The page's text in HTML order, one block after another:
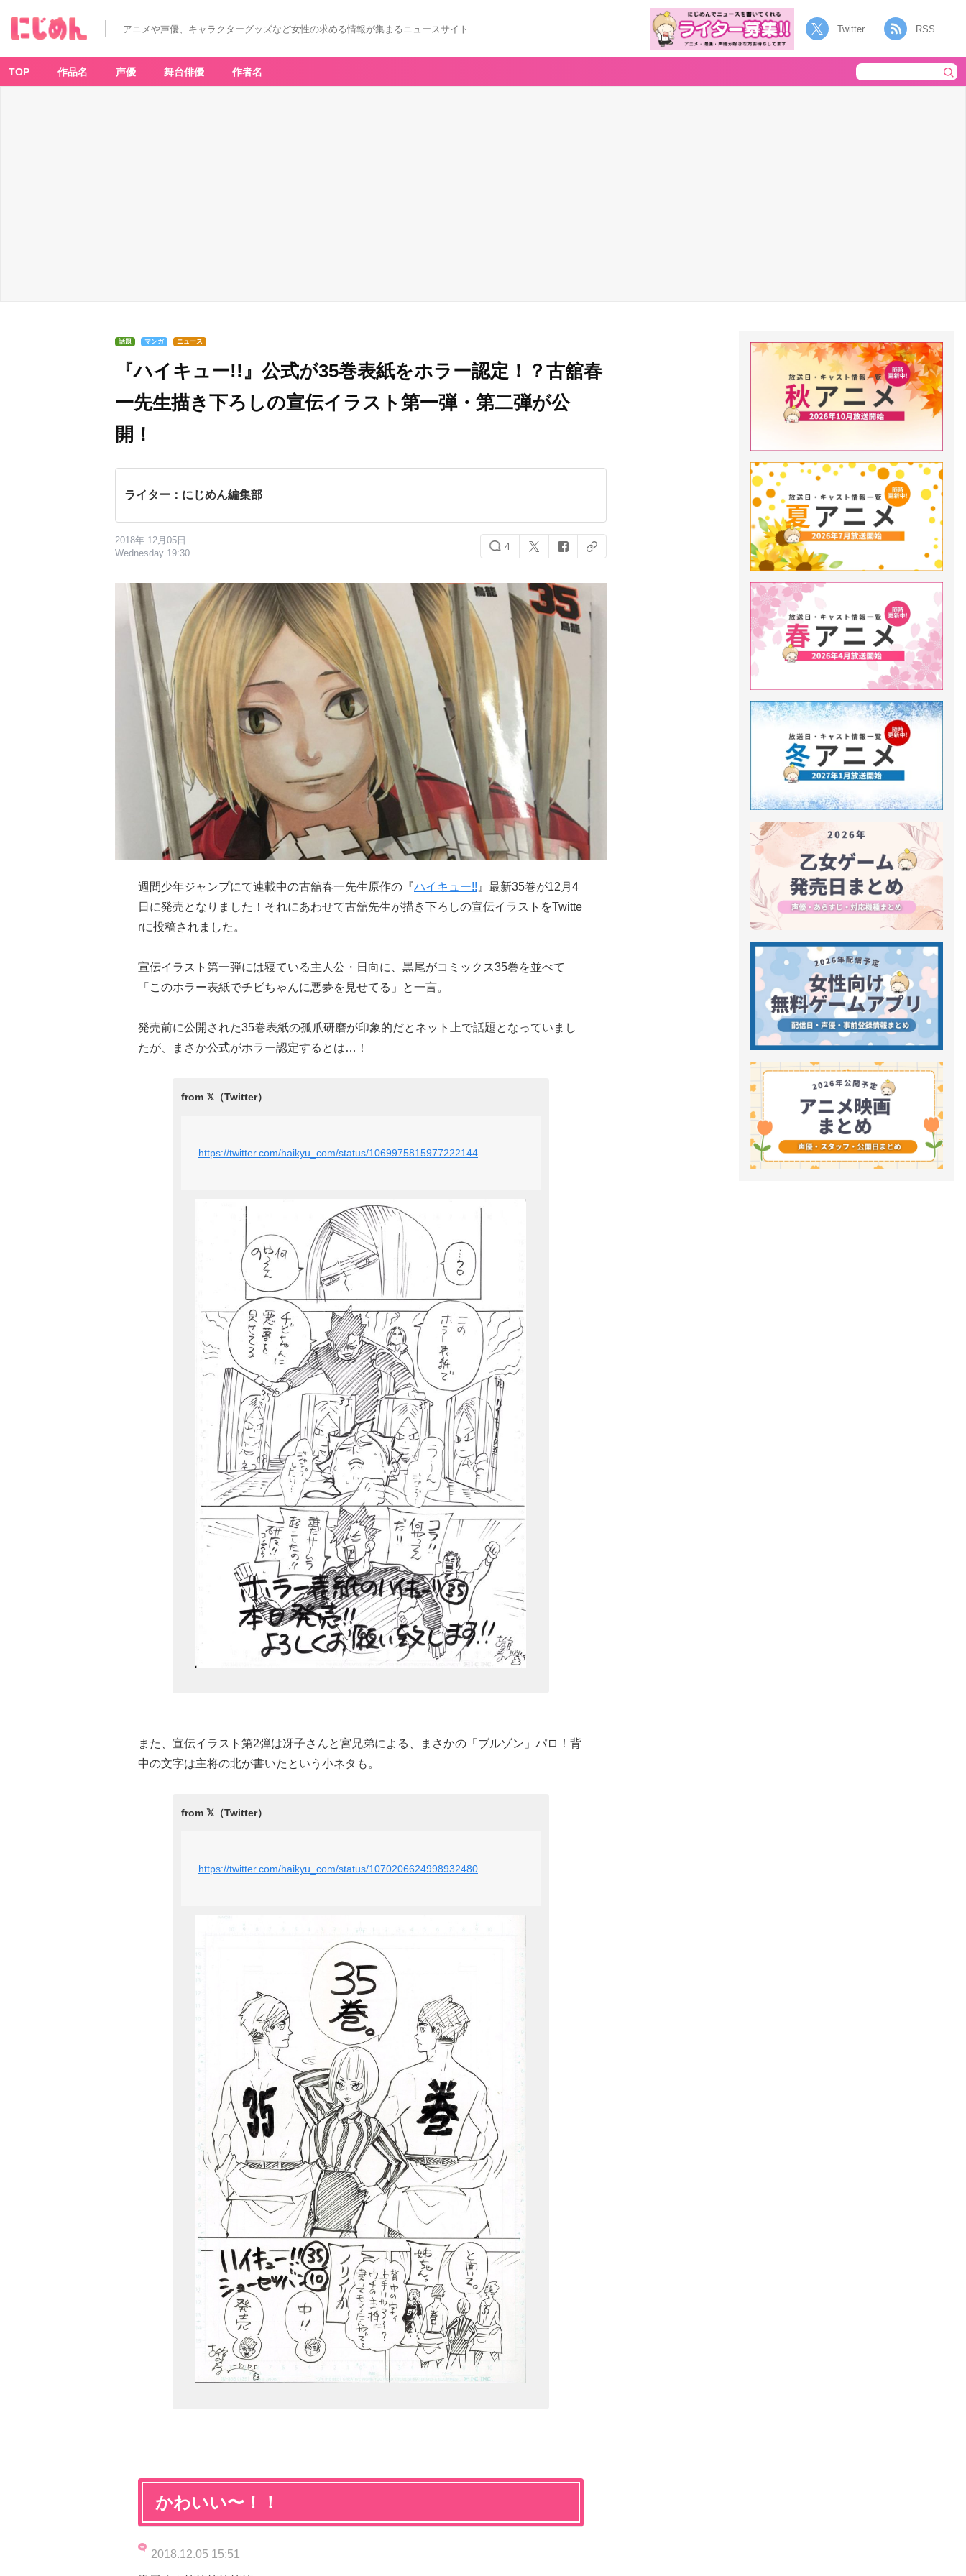
アニメや声優、キャラクターグッズなど女性の求める情報が集まるニュースサイト Twitter RSS
TOP 作品名 声優 舞台俳優 作者名
話題 マンガ ニュース
『ハイキュー!!』公式が35巻表紙をホラー認定！？古舘春
一先生描き下ろしの宣伝イラスト第一弾・第二弾が公
開！
ライター：にじめん編集部
2018年 12月05日
Wednesday 19:30
4
週間少年ジャンプにて連載中の古舘春一先生原作の『ハイキュー!! 』最新35巻が12月4
日に発売となりました！それにあわせて古舘先生が描き下ろしの宣伝イラストをTwitte
rに投稿されました。
宣伝イラスト第一弾には寝ている主人公・日向に、黒尾がコミックス35巻を並べて
「このホラー表紙でチビちゃんに悪夢を見せてる」と一言。
発売前に公開された35巻表紙の孤爪研磨が印象的だとネット上で話題となっていまし
たが、まさか公式がホラー認定するとは…！
https://twitter.com/haikyu_com/status/1069975815977222144
また、宣伝イラスト第2弾は冴子さんと宮兄弟による、まさかの「ブルゾン」パロ！背
中の文字は主将の北が書いたという小ネタも。
https://twitter.com/haikyu_com/status/1070206624998932480
かわいい〜！！
2018.12.05 15:51